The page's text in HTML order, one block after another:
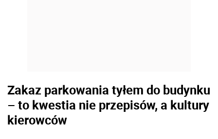
Zakaz parkowania tyłem do budynku
– to kwestia nie przepisów, a kultury
kierowców